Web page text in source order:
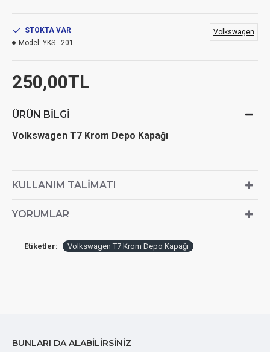
250,00TL
STOKTA VAR
Model: YKS - 201
Volkswagen
ÜRÜN BILGI
Volkswagen T7 Krom Depo Kapağı
KULLANIM TALIMATI
YORUMLAR
Etiketler: Volkswagen T7 Krom Depo Kapağı
BUNLARI DA ALABILIRSINIZ